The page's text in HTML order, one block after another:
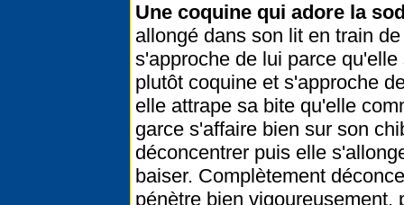
Une coquine qui adore la
allongé dans son lit en train
s'approche de lui parce
plutôt coquine et s'approche
elle attrape sa bite qu'elle
garce s'affaire bien sur son
déconcentrer puis elle
baiser. Complètement
pénètre bien